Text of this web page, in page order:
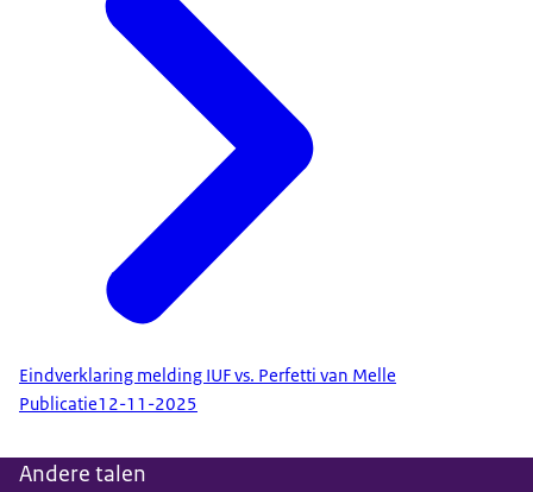
Eindverklaring melding IUF vs. Perfetti van Melle
Publicatie12-11-2025
Andere talen